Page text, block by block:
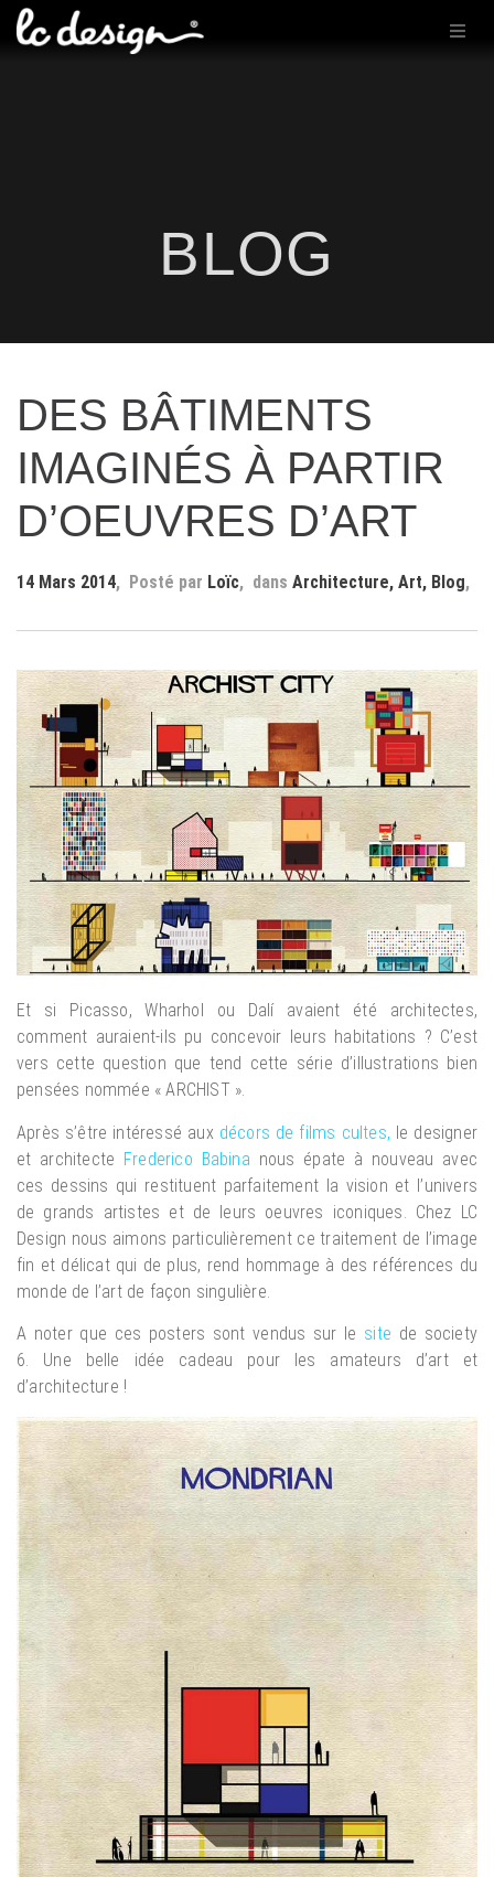
BLOG
DES BÂTIMENTS
IMAGINÉS À PARTIR
D’OEUVRES D’ART
14 Mars 2014 Loïc Architecture, Art, Blog
Et si Picasso, Wharhol ou Dalí avaient été architectes,
comment auraient-ils pu concevoir leurs habitations ? C’est
vers cette question que tend cette série d’illustrations bien
pensées nommée « ARCHIST ».
Après s’être intéressé aux décors de films cultes, le designer
et architecte Frederico Babina nous épate à nouveau avec
ces dessins qui restituent parfaitement la vision et l’univers
de grands artistes et de leurs oeuvres iconiques. Chez LC
Design nous aimons particulièrement ce traitement de l’image
fin et délicat qui de plus, rend hommage à des références du
monde de l’art de façon singulière.
A noter que ces posters sont vendus sur le site de society
6. Une belle idée cadeau pour les amateurs d’art et
d’architecture !